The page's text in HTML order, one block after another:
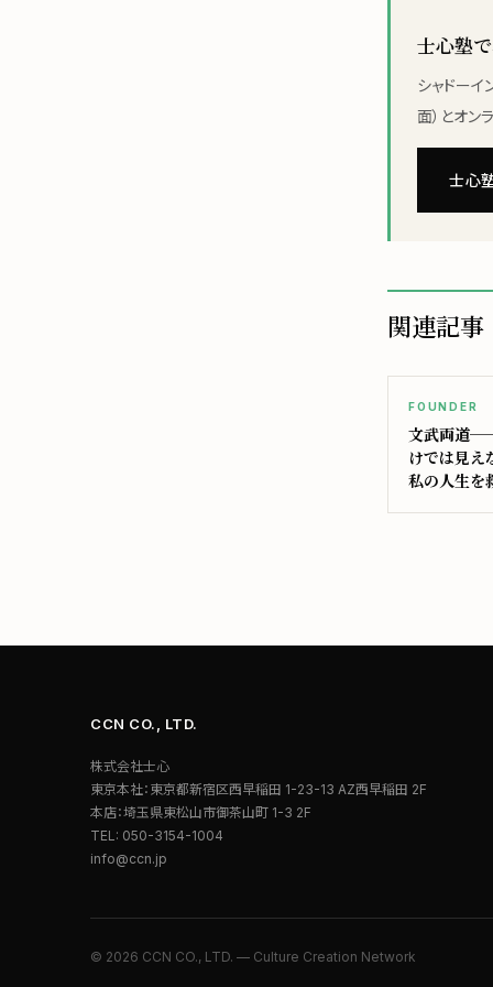
士心塾
シャドー
面）とオン
士心
関連記事
FOUNDER
文武両道
けでは見え
私の人生を
CCN CO., LTD.
株式会社士心
東京本社：東京都新宿区西早稲田 1-23-13 AZ西早稲田 2F
本店：埼玉県東松山市御茶山町 1-3 2F
TEL: 050-3154-1004
info@ccn.jp
© 2026 CCN CO., LTD. — Culture Creation Network